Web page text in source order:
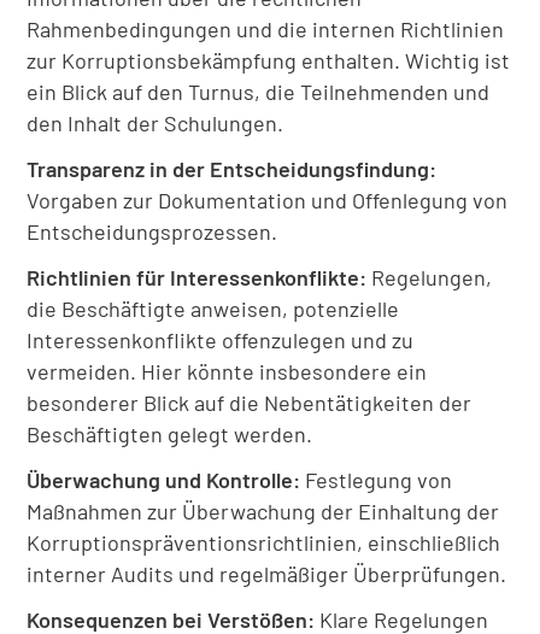
Rahmenbedingungen und die internen Richtlinien
zur Korruptionsbekämpfung enthalten. Wichtig ist
ein Blick auf den Turnus, die Teilnehmenden und
den Inhalt der Schulungen.
Transparenz in der Entscheidungsfindung:
Vorgaben zur Dokumentation und Offenlegung von
Entscheidungsprozessen.
Richtlinien für Interessenkonflikte: Regelungen,
die Beschäftigte anweisen, potenzielle
Interessenkonflikte offenzulegen und zu
vermeiden. Hier könnte insbesondere ein
besonderer Blick auf die Nebentätigkeiten der
Beschäftigten gelegt werden.
Überwachung und Kontrolle: Festlegung von
Maßnahmen zur Überwachung der Einhaltung der
Korruptionspräventionsrichtlinien, einschließlich
interner Audits und regelmäßiger Überprüfungen.
Konsequenzen bei Verstößen: Klare Regelungen